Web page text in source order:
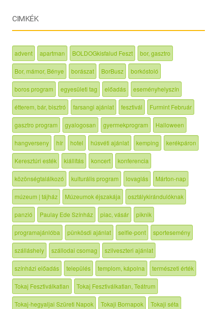
CIMKÉK
advent apartman BOLDOGkisfalud Feszt bor, gasztro
Bor, mámor, Bénye borászat BorBusz borkóstoló
boros program egyesületi tag előadás eseményhelyszín
étterem, bár, bisztró farsangi ajánlat fesztivál Furmint Február
gasztro program gyalogosan gyermekprogram Halloween
hangverseny hír hotel húsvéti ajánlat kemping kerékpáron
Keresztúri esték kiállítás koncert konferencia
közönségtalálkozó kulturális program lovaglás Márton-nap
múzeum | tájház Múzeumok éjszakája osztálykirándulóknak
panzió Paulay Ede Színház piac, vásár piknik
programajánlóba pünkösdi ajánlat selfie-pont sportesemény
szálláshely szállodai csomag szilveszteri ajánlat
színházi előadás település templom, kápolna természeti érték
Tokaj Fesztiválkatlan Tokaj Fesztiválkatlan, Teátrum
Tokaj-hegyaljai Szüreti Napok Tokaji Bornapok Tokaji séta